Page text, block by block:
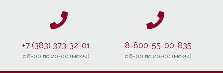
+7 (383) 373-32-01
c 8-00 до 20-00 (мск+4)
8-800-55-00-835
c 8-00 до 20-00 (мск+4)